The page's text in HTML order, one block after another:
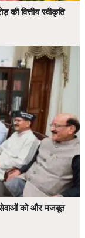
की वित्तीय स्वीकृति
सेवाओं को और मजबूत